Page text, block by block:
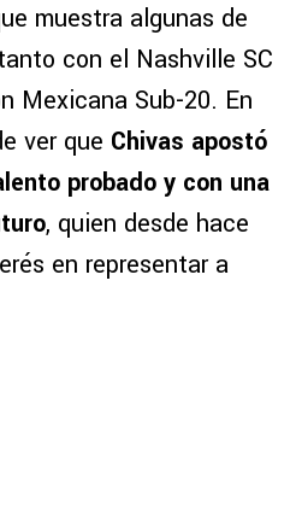
muestra algunas de
con el Nashville SC
Mexicana Sub-20. En
ver que Chivas apostó
probado y con una
, quien desde hace
en representar a